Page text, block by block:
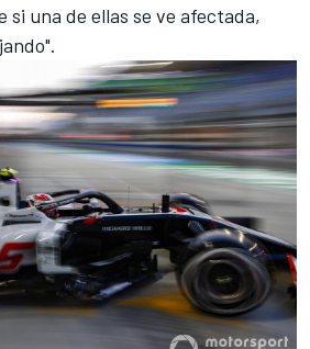
si una de ellas se ve afectada,